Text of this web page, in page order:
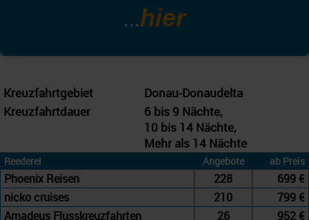
...hier
Kreuzfahrtgebiet
Donau-Donaudelta
Kreuzfahrtdauer
6 bis 9 Nächte,
10 bis 14 Nächte,
Mehr als 14 Nächte
Reederei Angebote ab Preis
Phoenix Reisen 228
699 €
nicko cruises
210
799 €
Amadeus Flusskreuzfahrten
26
952 €